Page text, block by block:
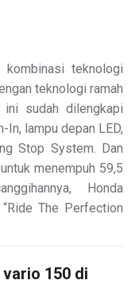
teknologi
teknologi ramah
sudah dilengkapi
In, lampu depan LED,
Stop System. Dan
menempuh 59,5
Honda
The Perfection
150 di